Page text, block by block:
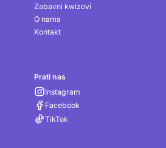
Zabavni kwizovi
O nama
Kontakt
Prati nas
Instagram
Facebook
TikTok